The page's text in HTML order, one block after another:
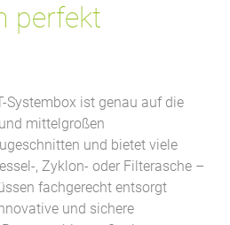
perfekt
Systembox ist genau auf die
mittelgroßen
und bietet viele
, Zyklon- oder Filterasche –
fachgerecht entsorgt
und sichere